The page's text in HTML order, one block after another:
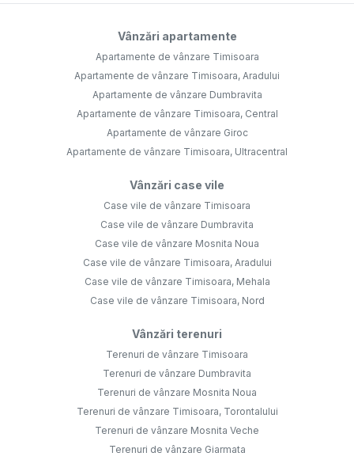
Vânzări apartamente
Apartamente de vânzare Timisoara
Apartamente de vânzare Timisoara, Aradului
Apartamente de vânzare Dumbravita
Apartamente de vânzare Timisoara, Central
Apartamente de vânzare Giroc
Apartamente de vânzare Timisoara, Ultracentral
Vânzări case vile
Case vile de vânzare Timisoara
Case vile de vânzare Dumbravita
Case vile de vânzare Mosnita Noua
Case vile de vânzare Timisoara, Aradului
Case vile de vânzare Timisoara, Mehala
Case vile de vânzare Timisoara, Nord
Vânzări terenuri
Terenuri de vânzare Timisoara
Terenuri de vânzare Dumbravita
Terenuri de vânzare Mosnita Noua
Terenuri de vânzare Timisoara, Torontalului
Terenuri de vânzare Mosnita Veche
Terenuri de vânzare Giarmata